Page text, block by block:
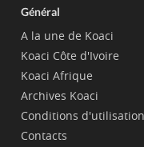
Général
A la une de Koaci
Koaci Côte d'Ivoire
Koaci Afrique
Archives Koaci
Conditions d'utilisation
Contacts